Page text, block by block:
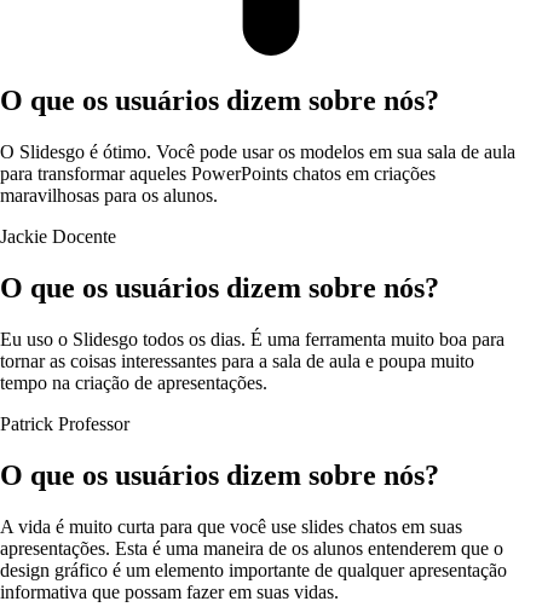
O que os usuários dizem sobre nós?
O Slidesgo é ótimo. Você pode usar os modelos em sua sala de aula
para transformar aqueles PowerPoints chatos em criações
maravilhosas para os alunos.
Jackie Docente
O que os usuários dizem sobre nós?
Eu uso o Slidesgo todos os dias. É uma ferramenta muito boa para
tornar as coisas interessantes para a sala de aula e poupa muito
tempo na criação de apresentações.
Patrick Professor
O que os usuários dizem sobre nós?
A vida é muito curta para que você use slides chatos em suas
apresentações. Esta é uma maneira de os alunos entenderem que o
design gráfico é um elemento importante de qualquer apresentação
informativa que possam fazer em suas vidas.